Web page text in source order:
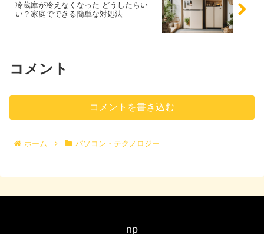
冷蔵庫が冷えなくなった どうしたらい
い？家庭でできる簡単な対処法
コメント
コメントを書き込む
ホーム パソコン・テクノロジー
np